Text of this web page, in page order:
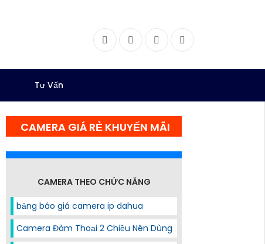
FacebookTwitter InstagramDribbble
Tư Vấn
CAMERA GIÁ RẺ KHUYẾN MÃI
CAMERA THEO CHỨC NĂNG
bảng báo giá camera ip dahua
Camera Đàm Thoại 2 Chiều Nên Dùng